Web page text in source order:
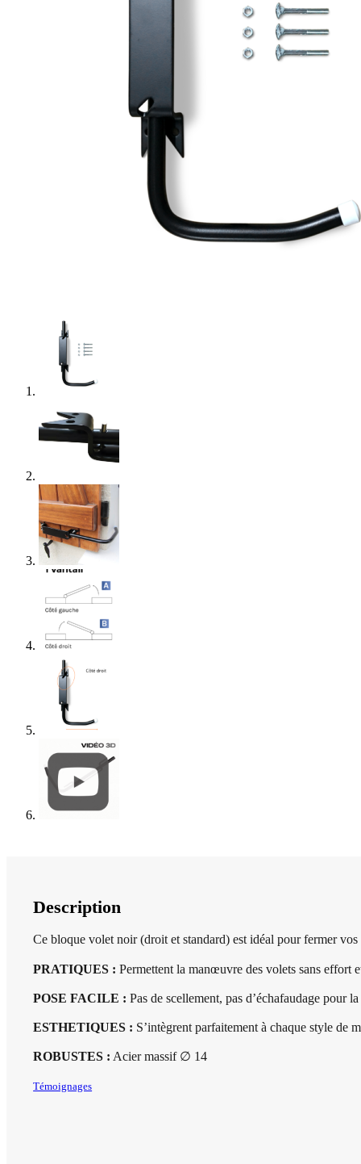
Description
Ce bloque volet noir (droit et standard) est idéal pour fermer
PRATIQUES : Permettent la manœuvre des volets sans effort
POSE FACILE : Pas de scellement, pas d’échafaudage pour
ESTHETIQUES : S’intègrent parfaitement à chaque style de
ROBUSTES : Acier massif ∅ 14
Témoignages